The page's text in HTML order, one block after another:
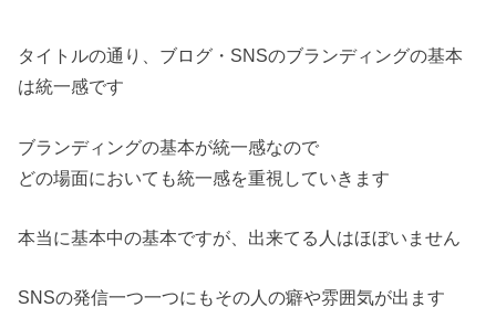
タイトルの通り、ブログ・SNSのブランディングの基本
は統一感です
ブランディングの基本が統一感なので
どの場面においても統一感を重視していきます
本当に基本中の基本ですが、出来てる人はほぼいません
SNSの発信一つ一つにもその人の癖や雰囲気が出ます